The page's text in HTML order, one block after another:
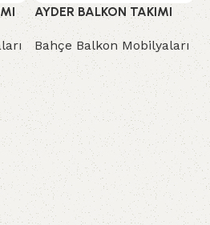
AYDER BALKON TAKIMI
Bahçe Balkon Mobilyaları